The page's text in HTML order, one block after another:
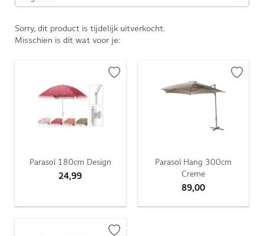
Sorry, dit product is tijdelijk uitverkocht.
Misschien is dit wat voor je:
Parasol 180cm Design
24,99
Parasol Hang 300cm
Creme
89,00